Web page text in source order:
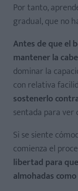
Por tanto,
gradual, que no
Antes de que el
mantener la
dominar la
con relativa
sostenerlo
sentada para ver
Si se siente
comienza el
libertad para
almohadas